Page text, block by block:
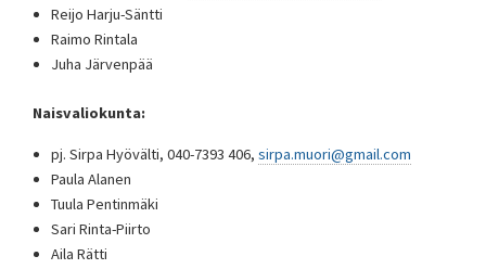
Reijo Harju-Säntti
Raimo Rintala
Juha Järvenpää
Naisvaliokunta:
pj. Sirpa Hyövälti, 040-7393 406,sirpa.muori@gmail.com
Paula Alanen
Tuula Pentinmäki
Sari Rinta-Piirto
Aila Rätti